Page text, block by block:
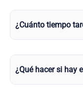
¿Cuánto tiempo
¿Qué hacer si hay